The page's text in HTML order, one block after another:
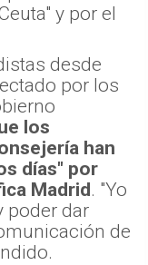
y por el
desde
por los
los
han
días" por
Madrid. "Yo
poder dar
de